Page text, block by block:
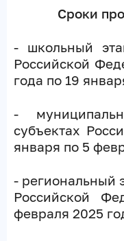
Сроки
- школьный
Российской
года по 19
-
субъектах
января по 5
- региональный
Российской
февраля 2025